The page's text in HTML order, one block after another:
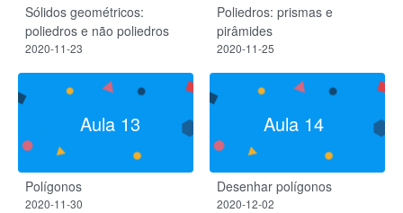
Sólidos geométricos:
poliedros e não poliedros
2020-11-23
Poliedros: prismas e
pirâmides
2020-11-25
Aula 13
Polígonos
2020-11-30
Aula 14
Desenhar polígonos
2020-12-02